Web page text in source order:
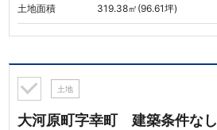
土地面積 319.38㎡(96.61坪)
土地
大河原町字幸町 建築条件なし